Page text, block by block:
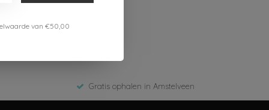
Gratis ophalen in Amstelveen
van €50,00